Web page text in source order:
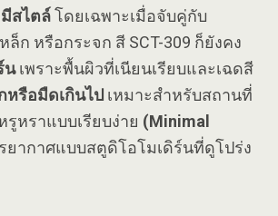
สไตล์โดยเฉพาะเมื่อจับคู่กับ
ล็ก หรือกระจก สี SCT-309 ก็ยังคง
นเพราะพื้นผิวที่เนียนเรียบและเฉดสี
หรือมืดเกินไป เหมาะสำหรับสถานที่
หราแบบเรียบง่าย (Minimal
ยากาศแบบสตูดิโอโมเดิร์นที่ดูโปร่ง